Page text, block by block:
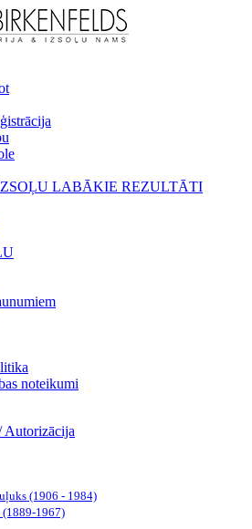
LABĀKIE REZULTĀTI
noteikumi
Autorizācija
(1906 - 1984)
(1889-1967)